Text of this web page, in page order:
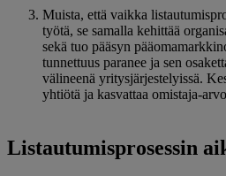
Muista, että vaikka
työtä, se samalla kehittää
sekä tuo pääsyn
tunnettuus paranee ja sen
välineenä yritysjärjestelyissä.
yhtiötä ja kasvattaa omistaja-
Listautumisprosessin